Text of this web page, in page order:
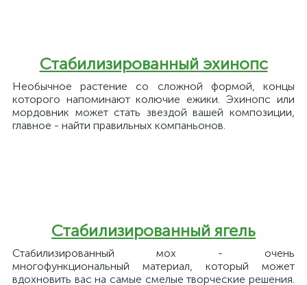
Стабилизированный эхинопс
Необычное растение со сложной формой, концы
которого напоминают колючие ежики. Эхинопс или
мордовник может стать звездой вашей композиции,
главное - найти правильных компаньонов.
Стабилизированный ягель
Стабилизированный мох - очень
многофункциональный материал, который может
вдохновить вас на самые смелые творческие решения.